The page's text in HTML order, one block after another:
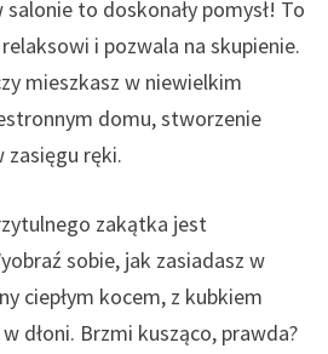
to doskonały pomysł! To
i pozwala na skupienie.
mieszkasz w niewielkim
domu, stworzenie
ręki.
zakątka jest
sobie, jak zasiadasz w
ciepłym kocem, z kubkiem
dłoni. Brzmi kusząco, prawda?